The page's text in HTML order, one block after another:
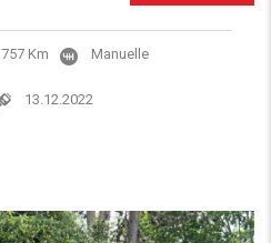
757 Km Manuelle
13.12.2022